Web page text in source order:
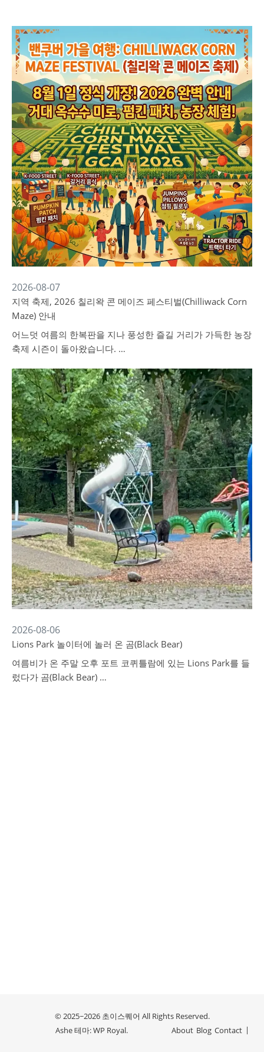
2026-08-07
지역 축제, 2026 칠리왁 콘 메이즈 페스티벌(Chilliwack Corn
Maze) 안내
어느덧 여름의 한복판을 지나 풍성한 즐길 거리가 가득한 농장
축제 시즌이 돌아왔습니다. …
2026-08-06
Lions Park 놀이터에 놀러 온 곰(Black Bear)
여름비가 온 주말 오후 포트 코퀴틀람에 있는 Lions Park를 들
렀다가 곰(Black Bear) …
© 2025~2026 초이스퀘어 All Rights Reserved.
About Blog Contact
Ashe 테마:WP Royal.